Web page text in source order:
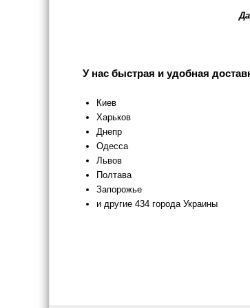
У нас быстрая и удобная
Киев
Харьков
Днепр
Одесса
Львов
Полтава
Запорожье
и другие 434 города Украины